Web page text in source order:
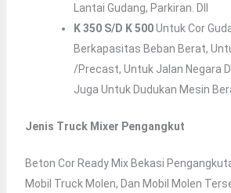
Lantai Gudang, Parkiran. Dll
K 350 S/d K 500Untuk Cor
Berkapasitas Beban Berat,
/precast, Untuk Jalan Negara
Juga Untuk Dudukan Mesin
Jenis Truck Mixer Pengangkut
Beton Cor Ready Mix Bekasi
Mobil Truck Molen, Dan Mobil Molen